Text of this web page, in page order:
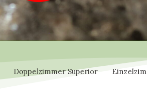
Doppelzimmer Superior